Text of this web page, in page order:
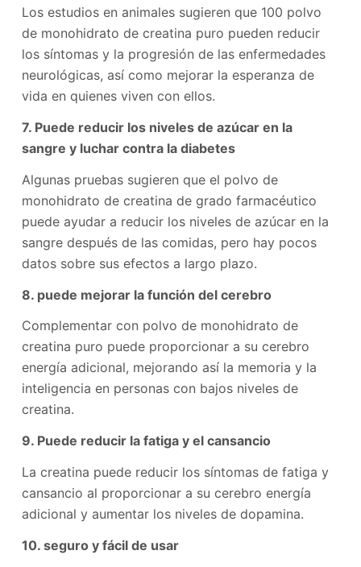
Los estudios en animales sugieren que 100 polvo
de monohidrato de creatina puro pueden reducir
los síntomas y la progresión de las enfermedades
neurológicas, así como mejorar la esperanza de
vida en quienes viven con ellos.
7. Puede reducir los niveles de azúcar en la
sangre y luchar contra la diabetes
Algunas pruebas sugieren que el polvo de
monohidrato de creatina de grado farmacéutico
puede ayudar a reducir los niveles de azúcar en la
sangre después de las comidas, pero hay pocos
datos sobre sus efectos a largo plazo.
8. puede mejorar la función del cerebro
Complementar con polvo de monohidrato de
creatina puro puede proporcionar a su cerebro
energía adicional, mejorando así la memoria y la
inteligencia en personas con bajos niveles de
creatina.
9. Puede reducir la fatiga y el cansancio
La creatina puede reducir los síntomas de fatiga y
cansancio al proporcionar a su cerebro energía
adicional y aumentar los niveles de dopamina.
10. seguro y fácil de usar